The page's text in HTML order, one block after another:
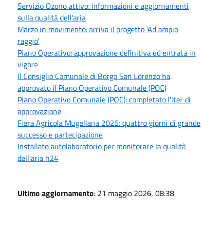
Servizio Ozono attivo: informazioni e aggiornamenti
sulla qualità dell'aria
Marzo in movimento: arriva il progetto 'Ad ampio
raggio'
Piano Operativo: approvazione definitiva ed entrata in
vigore
Il Consiglio Comunale di Borgo San Lorenzo ha
approvato il Piano Operativo Comunale (POC)
Piano Operativo Comunale (POC): completato l'iter di
approvazione
Fiera Agricola Mugellana 2025: quattro giorni di grande
successo e partecipazione
Installato autolaboratorio per monitorare la qualità
dell'aria h24
Ultimo aggiornamento: 21 maggio 2026, 08:38